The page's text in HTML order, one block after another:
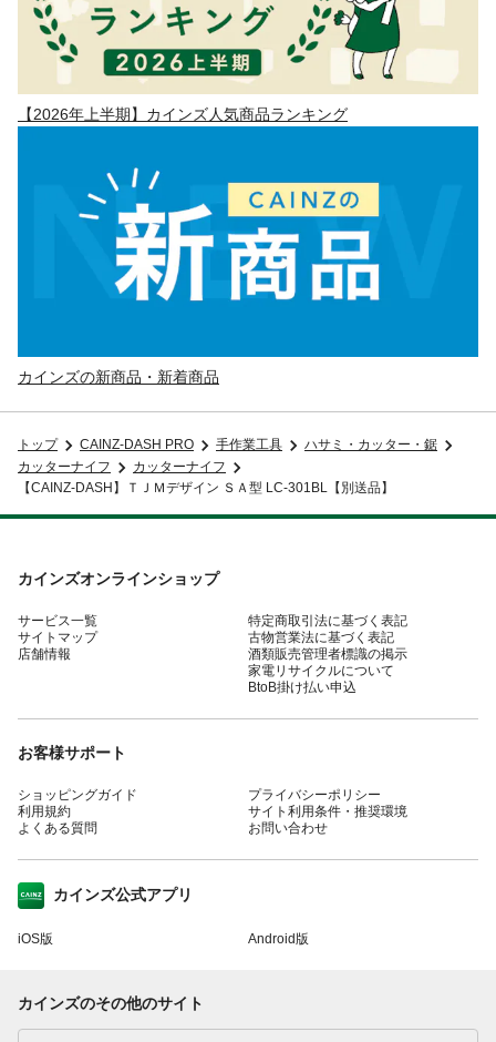
【2026年上半期】カインズ人気商品ランキング
カインズの新商品・新着商品
トップ CAINZ-DASH PRO 手作業工具
ハサミ・カッター・鋸
カッターナイフ
カッターナイフ
【CAINZ-DASH】ＴＪＭデザイン ＳＡ型 LC-301BL【別送品】
カインズオンラインショップ
サービス一覧
サイトマップ
店舗情報
特定商取引法に基づく表記
古物営業法に基づく表記
酒類販売管理者標識の掲示
家電リサイクルについて
BtoB掛け払い申込
お客様サポート
ショッピングガイド
利用規約
よくある質問
プライバシーポリシー
サイト利用条件・推奨環境
お問い合わせ
カインズ公式アプリ
iOS版 Android版
カインズのその他のサイト